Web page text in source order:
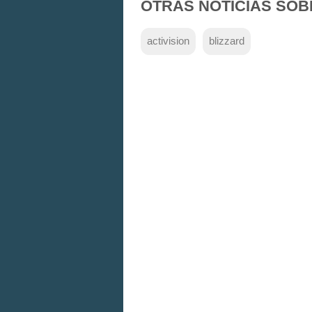
OTRAS NOTICIAS
activision blizzard